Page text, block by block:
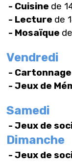
- Cuisine de
- Lecture de
- Mosaïque
Vendredi
-
- Jeux de
Samedi
- Jeux de
Dimanche
- Jeux de